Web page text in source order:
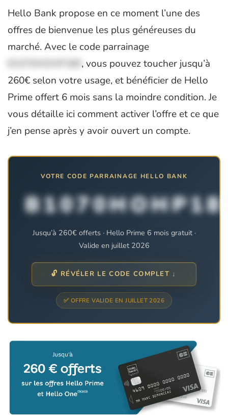
Hello Bank propose en ce moment l’une des
offres de bienvenue les plus généreuses du
marché. Avec le code parrainage
, vous pouvez toucher jusqu’à
260€ selon votre usage, et bénéficier de Hello
Prime offert 6 mois sans la moindre condition. Je
vous détaille ici comment activer l’offre et ce que
j’en pense après y avoir ouvert un compte.
VOTRE CODE PARRAINAGE HELLO BANK
Jusqu’à 260€ offerts · Hello Prime 6 mois gratuit ·
Valide en juillet 2026
🔓 RÉVÉLER LE CODE COMPLET ↓
✅ OFFRE VALIDE EN JUILLET 2026